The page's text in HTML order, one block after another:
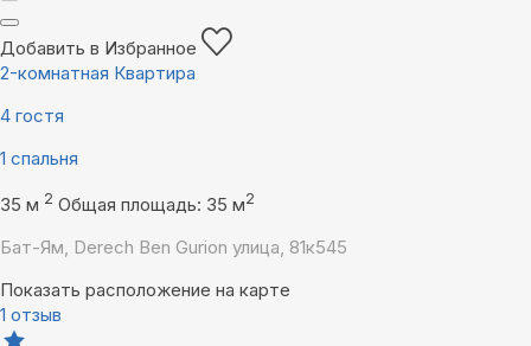
Добавить в Избранное
2-комнатная Квартира
4 гостя
1 спальня
35 м 2 Общая площадь: 35 м2
Бат-Ям, Derech Ben Gurion улица, 81к545
Показать расположение на карте
1 отзыв